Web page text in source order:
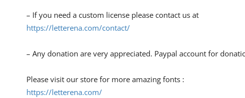
– If you need a custom license please contact us at
https://letterena.com/contact/
– Any donation are very appreciated. Paypal account for
Please visit our store for more amazing fonts :
https://letterena.com/